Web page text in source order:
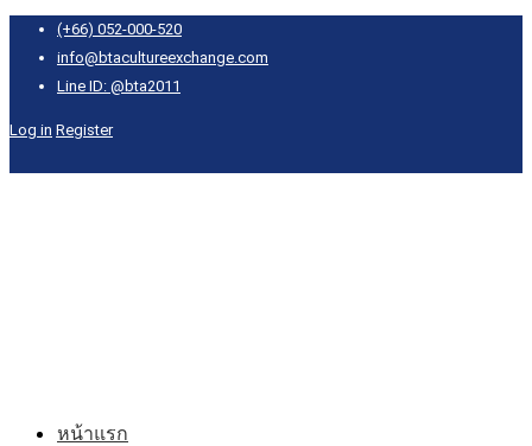
(+66) 052-000-520
info@btacultureexchange.com
Line ID: @bta2011
Log in Register
หน้าแรก